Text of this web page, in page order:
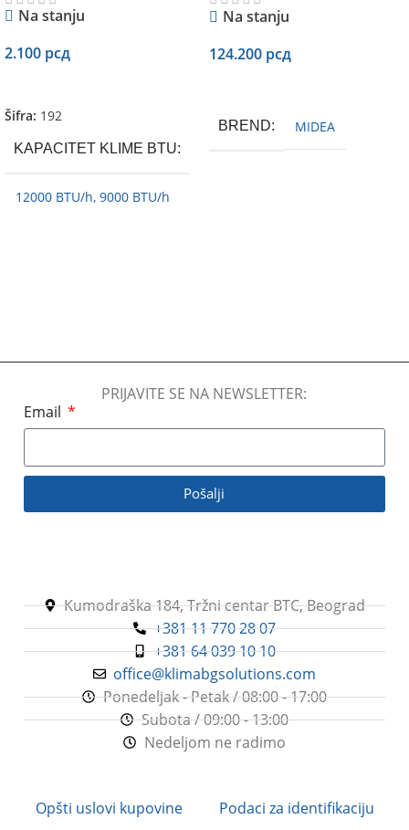
Na stanju
2.100 рсд
Šifra: 192
KAPACITET KLIME BTU
12000 BTU/h, 9000 BTU/h
Na stanju
124.200 рсд
BREND MIDEA
PRIJAVITE SE NA NEWSLETTER:
Email
Pošalji
Kumodraška 184, Tržni centar BTC, Beograd
+381 11 770 28 07
+381 64 039 10 10
office@klimabgsolutions.com
Ponedeljak - Petak / 08:00 - 17:00
Subota / 09:00 - 13:00
Nedeljom ne radimo
Opšti uslovi kupovine Podaci za identifikaciju